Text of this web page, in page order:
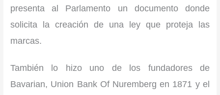
presenta al Parlamento un documento donde
solicita la creación de una ley que proteja las
marcas.
También lo hizo uno de los fundadores de
Bavarian, Union Bank Of Nuremberg en 1871 y el